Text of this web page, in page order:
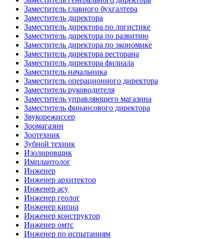
Заместитель главного бухгалтера
Заместитель директора
Заместитель директора по логистике
Заместитель директора по развитию
Заместитель директора по экономике
Заместитель директора ресторана
Заместитель директора филиала
Заместитель начальника
Заместитель операционного директора
Заместитель руководителя
Заместитель управляющего магазина
Заместитель финансового директора
Звукорежиссер
Зоомагазин
Зоотехник
Зубной техник
Изолировщик
Имплантолог
Инженер
Инженер архитектор
Инженер асу
Инженер геолог
Инженер кипиа
Инженер конструктор
Инженер омтс
Инженер по испытаниям